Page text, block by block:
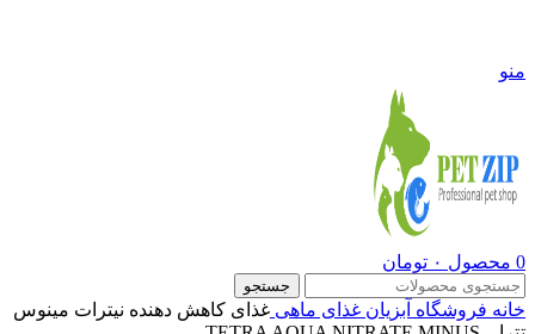
منو
0 محصول ۰ تومان
جستجو
خانه فروشگاه آبزیان غذای ماهی غذای کاهش دهنده نیترات مینوس